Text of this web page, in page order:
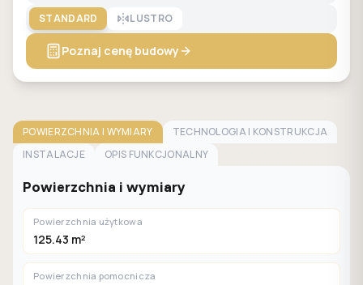
STANDARD
LUSTRO
Poznaj cenę budowy
POWIERZCHNIA I WYMIARY
TECHNOLOGIA I KONSTRUKCJA
INSTALACJE
OPIS FUNKCJONALNY
Powierzchnia i wymiary
Powierzchnia użytkowa
125.43 m²
Powierzchnia pomocnicza